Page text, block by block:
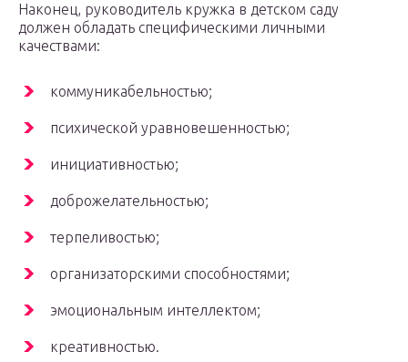
Наконец, руководитель кружка в детском саду
должен обладать специфическими личными
качествами:
коммуникабельностью;
психической уравновешенностью;
инициативностью;
доброжелательностью;
терпеливостью;
организаторскими способностями;
эмоциональным интеллектом;
креативностью.